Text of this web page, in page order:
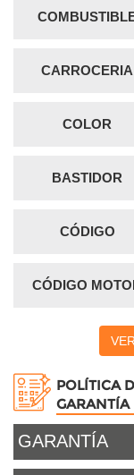
CARROCERIA
COLOR
BASTIDOR
CÓDIGO
CÓDIGO
POLÍTICA
GARANTÍA
GARANTÍA